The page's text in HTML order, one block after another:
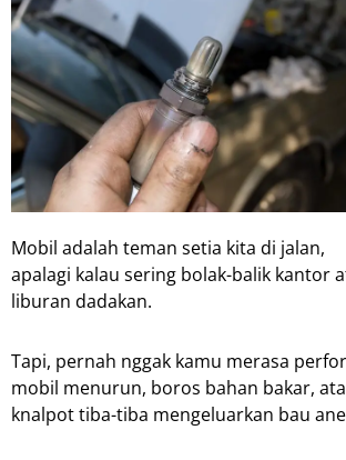
Mobil adalah teman setia kita di jalan,
apalagi kalau sering bolak-balik kantor
liburan dadakan.
Tapi, pernah nggak kamu merasa
mobil menurun, boros bahan bakar,
knalpot tiba-tiba mengeluarkan bau